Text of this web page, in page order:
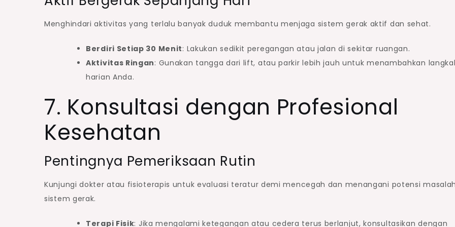
Menghindari aktivitas yang terlalu banyak duduk membantu menjaga sistem gerak aktif dan sehat.
Berdiri Setiap 30 Menit: Lakukan sedikit peregangan atau jalan di sekitar ruangan.
Aktivitas Ringan: Gunakan tangga dari lift, atau parkir lebih jauh untuk menambahkan
harian Anda.
7. Konsultasi dengan Profesional
Kesehatan
Pentingnya Pemeriksaan Rutin
Kunjungi dokter atau fisioterapis untuk evaluasi teratur demi mencegah dan menangani potensi
sistem gerak.
Terapi Fisik: Jika mengalami ketegangan atau cedera terus berlanjut, konsultasikan dengan